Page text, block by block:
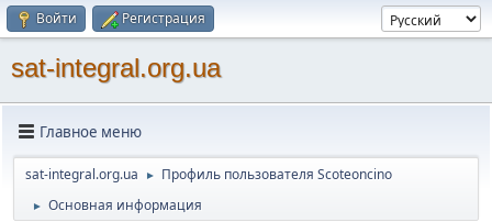
Войти Регистрация
sat-integral.org.ua
Главное меню
sat-integral.org.ua ► Профиль пользователя Scoteoncino
► Основная информация